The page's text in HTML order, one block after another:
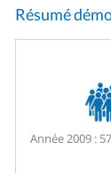
Résumé
Année 2009 :